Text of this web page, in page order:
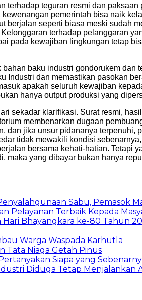
terhadap teguran resmi dan
pemerintah bisa naik
berjalan seperti biasa meski sudah
terhadap pelanggaran
pada kewajiban lingkungan tetap
baku industri gondorukem
Industri dan memastikan pasokan
apakah seluruh kewajiban
hanya output produksi yang
sekadar klarifikasi. Surat resmi,
membenarkan dugaan
dan jika unsur pidananya
tidak mewakili kondisi
bersama kehati-hatian. Tetapi
maka yang dibayar bukan hanya
Sabu, Pemasok
Pelayanan Terbaik Kepada
Hari Bhayangkara ke-80 Tahun
Warga Waspada Karhutla
Tata Niaga Getah Pinus
Siapa yang
Diduga Tetap Menjalankan